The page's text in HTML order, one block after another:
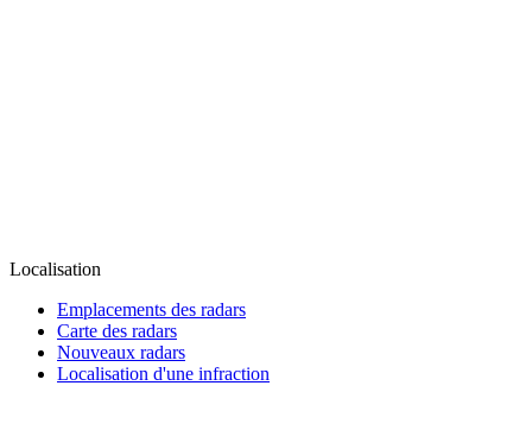
Localisation
Emplacements des radars
Carte des radars
Nouveaux radars
Localisation d'une infraction